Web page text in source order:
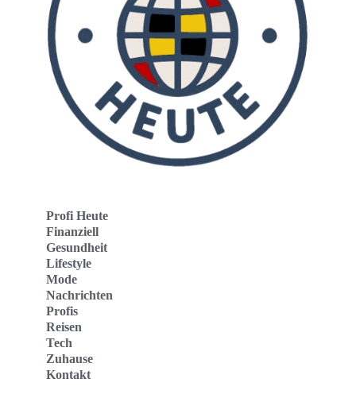
Profi Heute
Finanziell
Gesundheit
Lifestyle
Mode
Nachrichten
Profis
Reisen
Tech
Zuhause
Kontakt